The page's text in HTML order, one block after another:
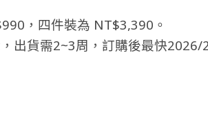
，四件裝為 NT$3,390。
出貨需2~3周，訂購後最快